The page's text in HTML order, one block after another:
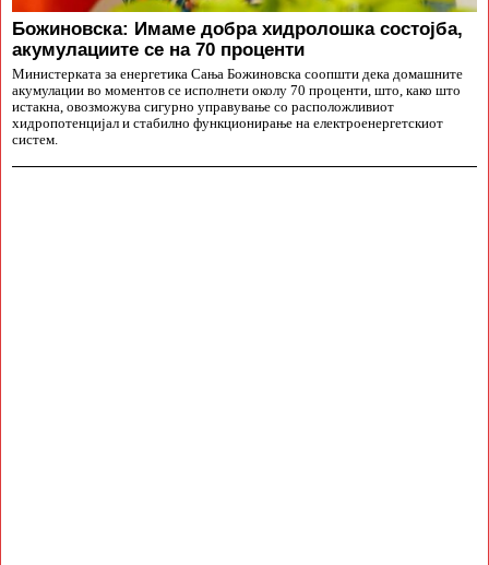
Божиновска: Имаме добра хидролошка состојба,
акумулациите се на 70 проценти
Министерката за енергетика Сања Божиновска соопшти дека домашните
акумулации во моментов се исполнети околу 70 проценти, што, како што
истакна, овозможува сигурно управување со расположливиот
хидропотенцијал и стабилно функционирање на електроенергетскиот
систем.